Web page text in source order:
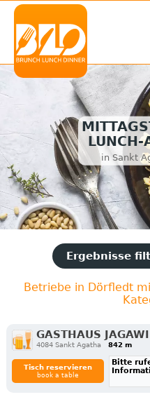
LUNCH-
in Sankt
Ergebnisse
Betriebe in Dörfledt
GASTHAUS
4084 Sankt Agatha 842 m
Tisch reservieren
book a table
Bitte